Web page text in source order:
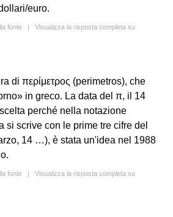
euro.
fonte | Visualizza la risposta completa su
di περίμετρος (perimetros), che
in greco. La data del π, il 14
perché nella notazione
si scrive con le prime tre cifre del
14 …), è stata un'idea nel 1988
fonte | Visualizza la risposta completa su